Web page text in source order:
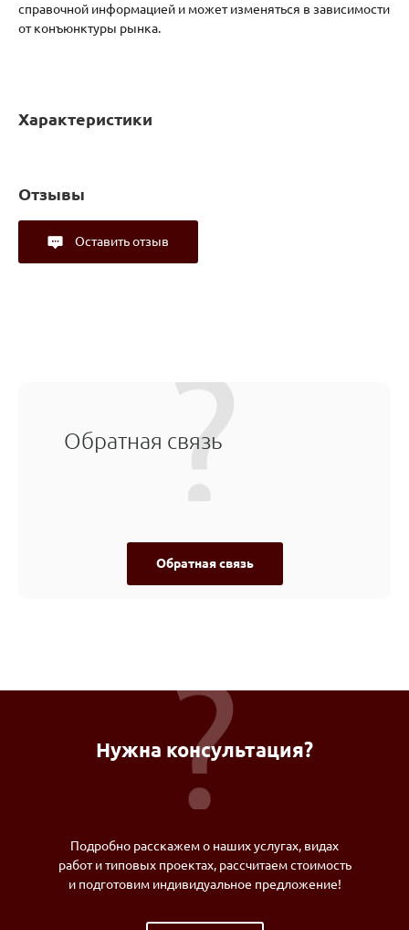
справочной информацией и может изменяться в зависимости
от конъюнктуры рынка.
Характеристики
Отзывы
Оставить отзыв
Обратная связь
Обратная связь
Нужна консультация?
Подробно расскажем о наших услугах, видах
работ и типовых проектах, рассчитаем стоимость
и подготовим индивидуальное предложение!